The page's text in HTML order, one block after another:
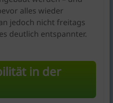
alles wieder
jedoch nicht freitags
deutlich entspannter.
in der